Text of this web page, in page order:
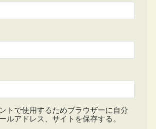
トで使用するためブラウザーに自分
ルアドレス、サイトを保存する。